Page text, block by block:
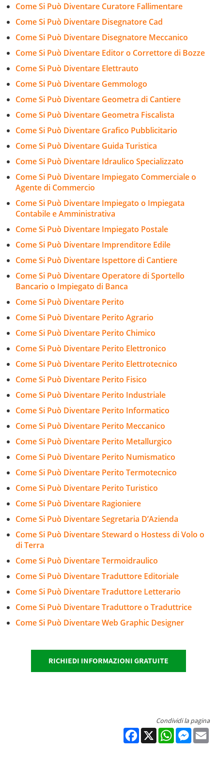
Come Si Può Diventare Curatore Fallimentare
Come Si Può Diventare Disegnatore Cad
Come Si Può Diventare Disegnatore Meccanico
Come Si Può Diventare Editor o Correttore di Bozze
Come Si Può Diventare Elettrauto
Come Si Può Diventare Gemmologo
Come Si Può Diventare Geometra di Cantiere
Come Si Può Diventare Geometra Fiscalista
Come Si Può Diventare Grafico Pubblicitario
Come Si Può Diventare Guida Turistica
Come Si Può Diventare Idraulico Specializzato
Come Si Può Diventare Impiegato Commerciale o
Agente di Commercio
Come Si Può Diventare Impiegato o Impiegata
Contabile e Amministrativa
Come Si Può Diventare Impiegato Postale
Come Si Può Diventare Imprenditore Edile
Come Si Può Diventare Ispettore di Cantiere
Come Si Può Diventare Operatore di Sportello
Bancario o Impiegato di Banca
Come Si Può Diventare Perito
Come Si Può Diventare Perito Agrario
Come Si Può Diventare Perito Chimico
Come Si Può Diventare Perito Elettronico
Come Si Può Diventare Perito Elettrotecnico
Come Si Può Diventare Perito Fisico
Come Si Può Diventare Perito Industriale
Come Si Può Diventare Perito Informatico
Come Si Può Diventare Perito Meccanico
Come Si Può Diventare Perito Metallurgico
Come Si Può Diventare Perito Numismatico
Come Si Può Diventare Perito Termotecnico
Come Si Può Diventare Perito Turistico
Come Si Può Diventare Ragioniere
Come Si Può Diventare Segretaria D’Azienda
Come Si Può Diventare Steward o Hostess di Volo o
di Terra
Come Si Può Diventare Termoidraulico
Come Si Può Diventare Traduttore Editoriale
Come Si Può Diventare Traduttore Letterario
Come Si Può Diventare Traduttore o Traduttrice
Come Si Può Diventare Web Graphic Designer
RICHIEDI INFORMAZIONI GRATUITE
Condividi la pagina
Facebook
X WhatsApp